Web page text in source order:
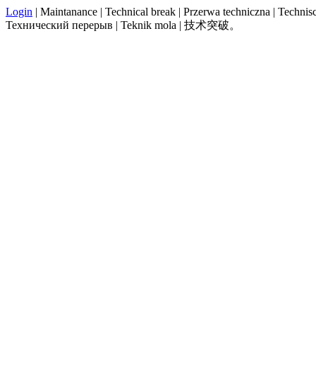
Login | Maintanance | Technical break | Przerwa techniczna |
Технический перерыв | Teknik mola | 技术突破。